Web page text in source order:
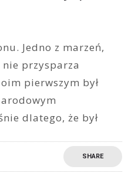
Jedno z marzeń,
przysparza
pierwszym był
dlatego, że był
SHARE